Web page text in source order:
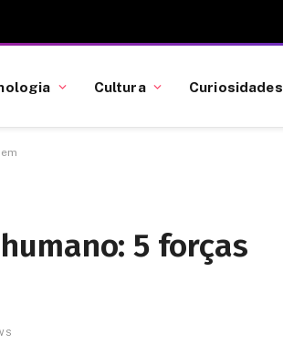
Cultura Curiosidades
5 forças